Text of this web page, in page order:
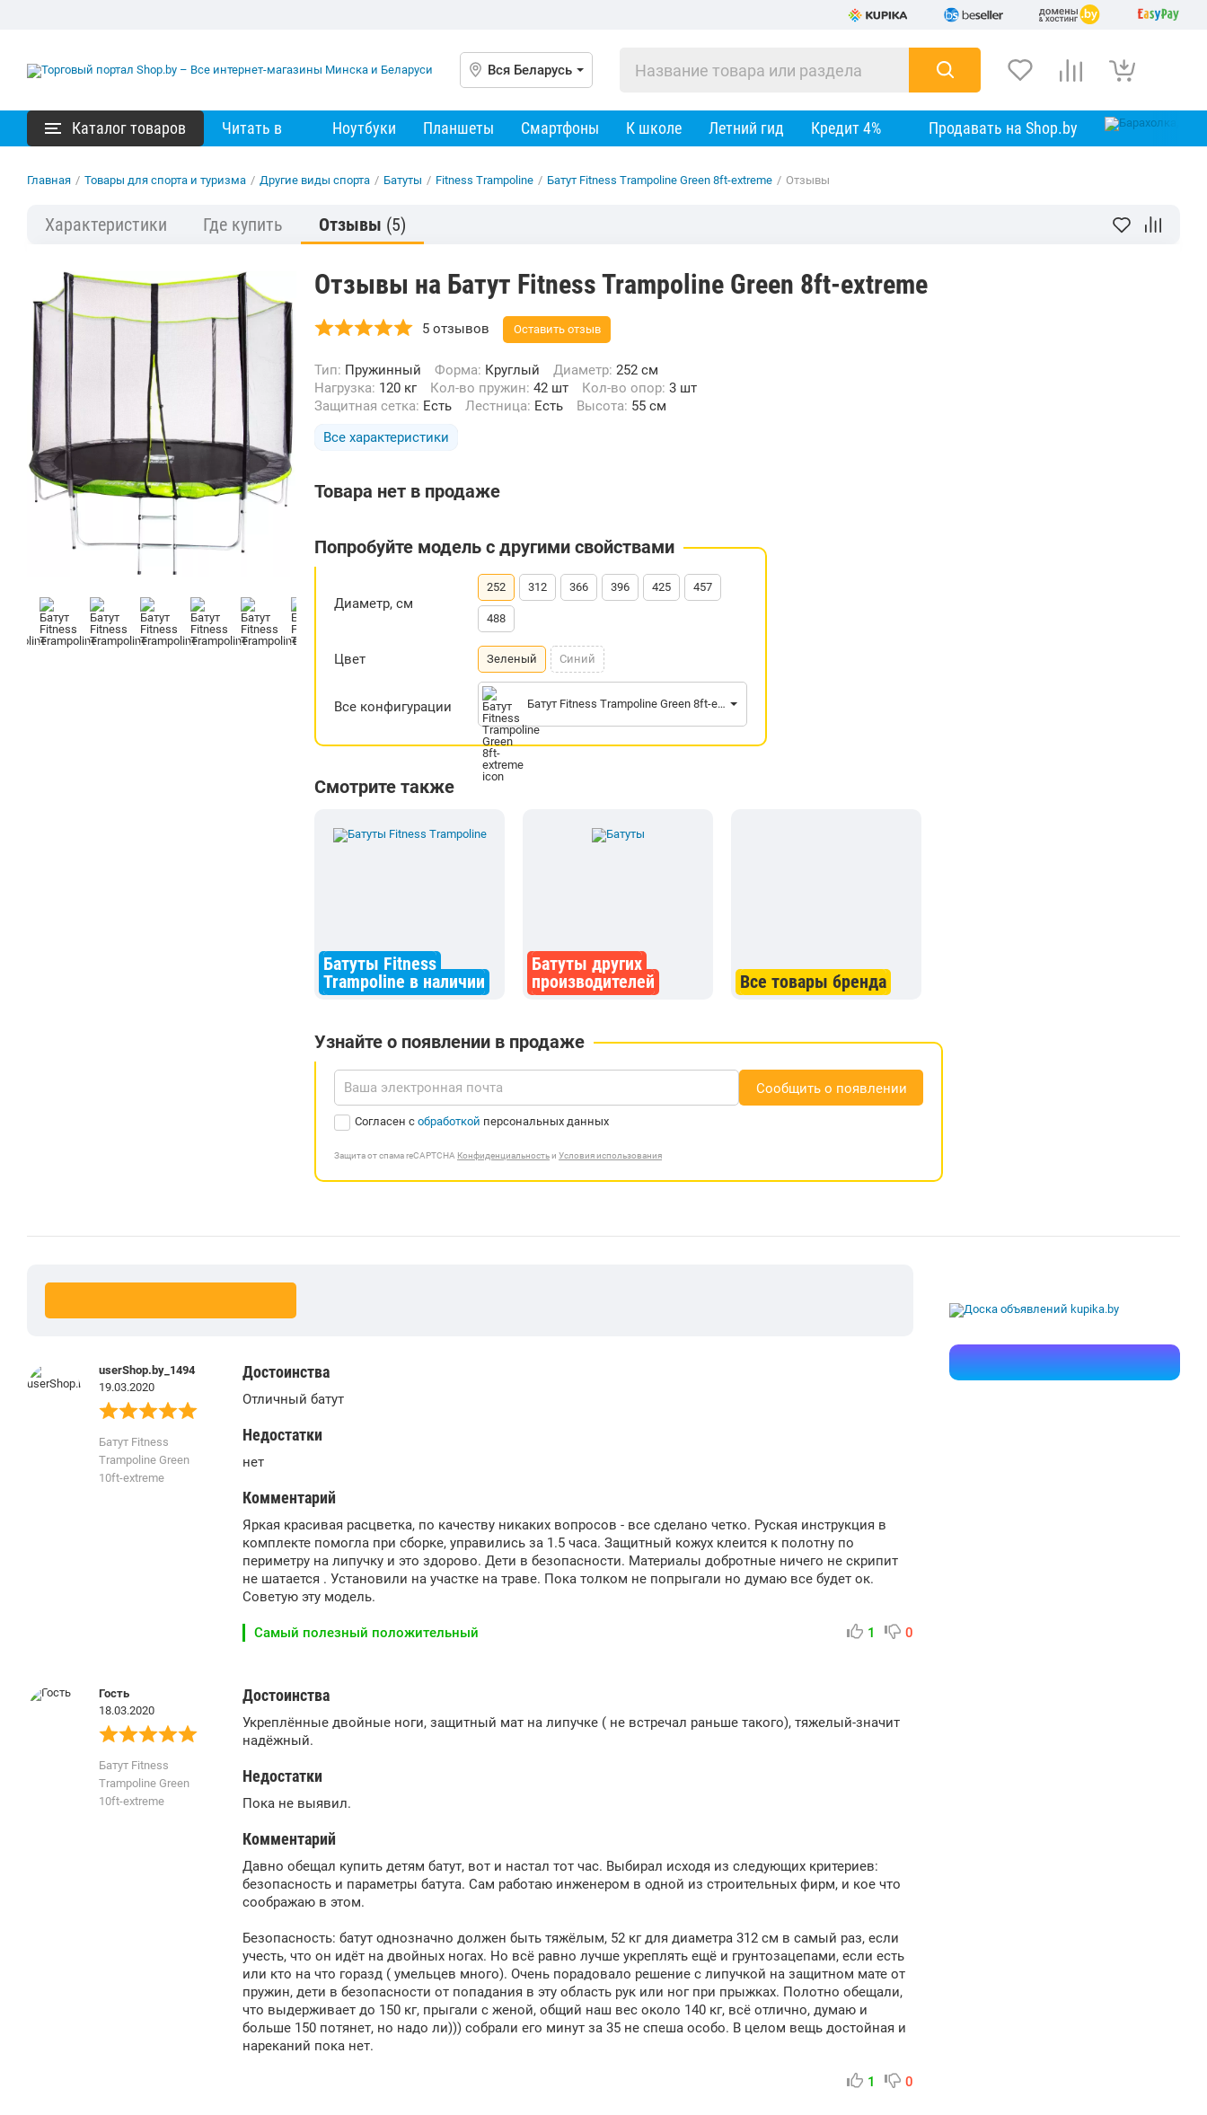
Вся Беларусь
Каталог товаров Читать в Ноутбуки Планшеты Смартфоны К школе Летний гид Кредит 4% Продавать на Shop.by
Главная / Товары для спорта и туризма / Другие виды спорта / Батуты / Fitness Trampoline / Батут Fitness Trampoline Green 8ft-extreme / Отзывы
Характеристики Где купить Отзывы (5)
Отзывы на Батут Fitness Trampoline Green 8ft-extreme
5 отзывов Оставить отзыв
Тип: Пружинный Форма: Круглый Диаметр: 252 см
Нагрузка: 120 кг Кол-во пружин: 42 шт Кол-во опор: 3 шт
Защитная сетка: Есть Лестница: Есть Высота: 55 см
Все характеристики
Товара нет в продаже
Попробуйте модель с другими свойствами
Диаметр, см
252 312 366 396 425 457
488
Цвет Зеленый Синий
Все конфигурации Батут Fitness Trampoline Green 8ft-extreme
Смотрите также
Батуты Fitness
Trampoline в наличии
Батуты других
производителей
Все товары бренда
Узнайте о появлении в продаже
Сообщить о появлении
Согласен с обработкой персональных данных
Защита от спама reCAPTCHA Конфиденциальностьи Условия использования
userShop.by_1494
19.03.2020
Батут Fitness
Trampoline Green
10ft-extreme
Достоинства
Отличный батут
Недостатки
нет
Комментарий
Яркая красивая расцветка, по качеству никаких вопросов - все сделано четко. Руская инструкция в
комплекте помогла при сборке, управились за 1.5 часа. Защитный кожух клеится к полотну по
периметру на липучку и это здорово. Дети в безопасности. Материалы добротные ничего не скрипит
не шатается . Установили на участке на траве. Пока толком не попрыгали но думаю все будет ок.
Советую эту модель.
1 0
Самый полезный положительный
Гость
18.03.2020
Батут Fitness
Trampoline Green
10ft-extreme
Достоинства
Укреплённые двойные ноги, защитный мат на липучке ( не встречал раньше такого), тяжелый-значит
надёжный.
Недостатки
Пока не выявил.
Комментарий
Давно обещал купить детям батут, вот и настал тот час. Выбирал исходя из следующих критериев:
безопасность и параметры батута. Сам работаю инженером в одной из строительных фирм, и кое что
соображаю в этом.
Безопасность: батут однозначно должен быть тяжёлым, 52 кг для диаметра 312 см в самый раз, если
учесть, что он идёт на двойных ногах. Но всё равно лучше укреплять ещё и грунтозацепами, если есть
или кто на что горазд ( умельцев много). Очень порадовало решение с липучкой на защитном мате от
пружин, дети в безопасности от попадания в эту область рук или ног при прыжках. Полотно обещали,
что выдерживает до 150 кг, прыгали с женой, общий наш вес около 140 кг, всё отлично, думаю и
больше 150 потянет, но надо ли))) собрали его минут за 35 не спеша особо. В целом вещь достойная и
нареканий пока нет.
1 0